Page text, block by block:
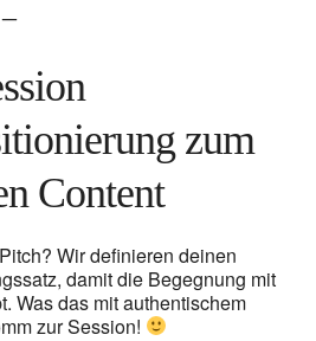
zum
Content
Wir definieren deinen
damit die Begegnung mit
Was das mit authentischem
zur Session!